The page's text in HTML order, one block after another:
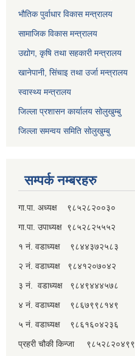
भौतिक पुर्वाधार विकास मन्त्रालय
सामाजिक विकास मन्त्रालय
उद्योग, कृषि तथा सहकारी मन्त्रालय
खानेपानी, सिंचाइ तथा उर्जा मन्त्रालय
स्वास्थ्य मन्त्रालय
जिल्ला प्रशासन कार्यालय सोलुखुम्बु
जिल्ला समन्वय समिति सोलुखुम्बु
सम्पर्क नम्बरहरु
गा.पा. अध्यक्ष ९८५२८२००३०
गा.पा. उपाध्यक्ष ९८५२८२५५५२
१ नं. वडाध्यक्ष ९८४४३७२५८३
२ नं. वडाध्यक्ष ९८४१२०७०४२
३ नं. वडाध्यक्ष ९८४९४४४५७८
४ नं. वडाध्यक्ष ९८६७९९८१४९
५ नं. वडाध्यक्ष ९८६१६०४२३६
प्रहरी चौकी किन्जा ९८५२८२०४९९